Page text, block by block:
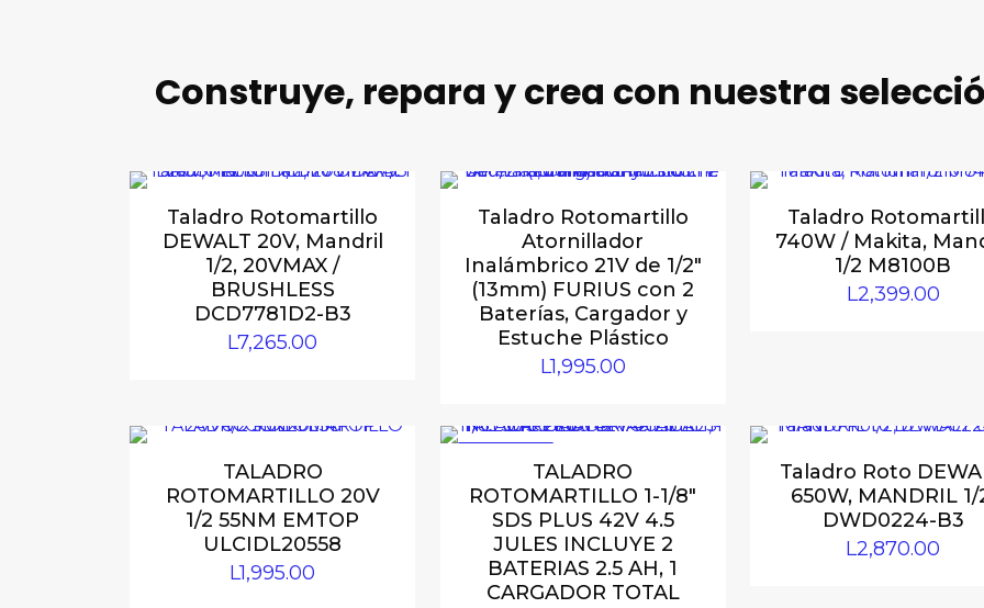
Construye, repara y crea con nuestra
Taladro Rotomartillo
DEWALT 20V, Mandril
1/2, 20VMAX /
BRUSHLESS
DCD7781D2-B3
L7,265.00
Taladro Rotomartillo
Atornillador
Inalámbrico 21V de 1/2″
(13mm) FURIUS con 2
Baterías, Cargador y
Estuche Plástico
L1,995.00
Taladro
740W / Makita,
1/2 M8100B
L2,399.00
TALADRO
ROTOMARTILLO 20V
1/2 55NM EMTOP
ULCIDL20558
L1,995.00
TALADRO
ROTOMARTILLO 1-1/8″
SDS PLUS 42V 4.5
JULES INCLUYE 2
BATERIAS 2.5 AH, 1
CARGADOR TOTAL
Taladro Roto
650W, MANDRIL 1/
DWD0224-B3
L2,870.00